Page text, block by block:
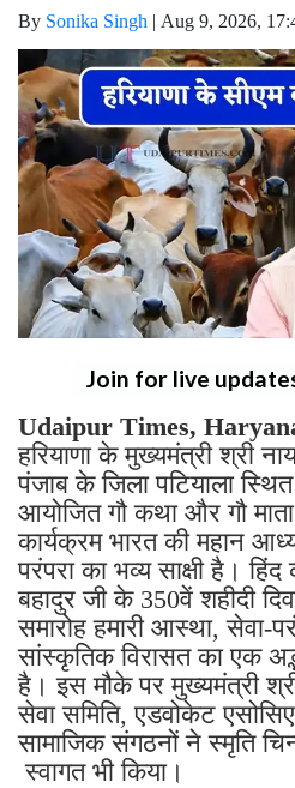
By Sonika Singh | Aug 9, 2026,
Join for live
Udaipur Times,
हरियाणा के मुख्यमंत्री श्री
पंजाब के जिला पटियाला
आयोजित गौ कथा और गौ
कार्यक्रम भारत की महान
परंपरा का भव्य साक्षी है।
बहादुर जी के 350वें शहीदी
समारोह हमारी आस्था, सेवा-
सांस्कृतिक विरासत का एक
है। इस मौके पर मुख्यमंत्री
सेवा समिति, एडवोकेट
सामाजिक संगठनों ने स्मृति
स्वागत भी किया।